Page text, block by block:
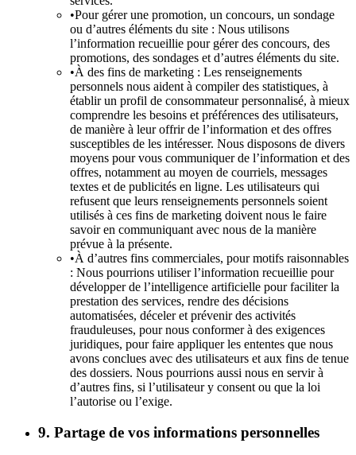
•Pour gérer une promotion, un concours, un sondage
ou d’autres éléments du site : Nous utilisons
l’information recueillie pour gérer des concours, des
promotions, des sondages et d’autres éléments du site.
•À des fins de marketing : Les renseignements
personnels nous aident à compiler des statistiques, à
établir un profil de consommateur personnalisé, à mieux
comprendre les besoins et préférences des utilisateurs,
de manière à leur offrir de l’information et des offres
susceptibles de les intéresser. Nous disposons de divers
moyens pour vous communiquer de l’information et des
offres, notamment au moyen de courriels, messages
textes et de publicités en ligne. Les utilisateurs qui
refusent que leurs renseignements personnels soient
utilisés à ces fins de marketing doivent nous le faire
savoir en communiquant avec nous de la manière
prévue à la présente.
•À d’autres fins commerciales, pour motifs raisonnables
: Nous pourrions utiliser l’information recueillie pour
développer de l’intelligence artificielle pour faciliter la
prestation des services, rendre des décisions
automatisées, déceler et prévenir des activités
frauduleuses, pour nous conformer à des exigences
juridiques, pour faire appliquer les ententes que nous
avons conclues avec des utilisateurs et aux fins de tenue
des dossiers. Nous pourrions aussi nous en servir à
d’autres fins, si l’utilisateur y consent ou que la loi
l’autorise ou l’exige.
9. Partage de vos informations personnelles